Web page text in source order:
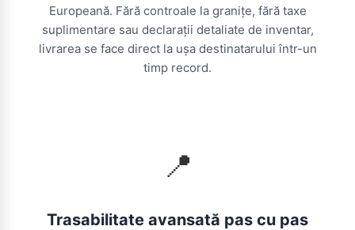
Europeană. Fără controale la granițe, fără taxe
suplimentare sau declarații detaliate de inventar,
livrarea se face direct la ușa destinatarului într-un
timp record.
📍
Trasabilitate avansată pas cu pas